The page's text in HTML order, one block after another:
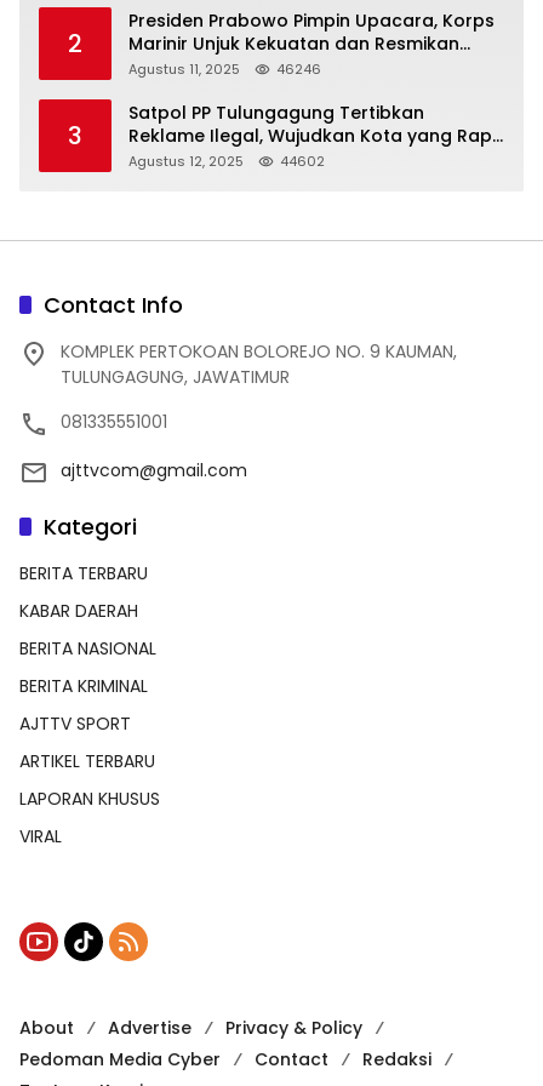
2
Presiden Prabowo Pimpin Upacara, Korps
Marinir Unjuk Kekuatan dan Resmikan
Struktur Baru
Agustus 11, 2025 46246
3
Satpol PP Tulungagung Tertibkan
Reklame Ilegal, Wujudkan Kota yang Rapi
dan Indah
Agustus 12, 2025 44602
Contact Info
KOMPLEK PERTOKOAN BOLOREJO NO. 9 KAUMAN,
TULUNGAGUNG, JAWATIMUR
081335551001
ajttvcom@gmail.com
Kategori
BERITA TERBARU
KABAR DAERAH
BERITA NASIONAL
BERITA KRIMINAL
AJTTV SPORT
ARTIKEL TERBARU
LAPORAN KHUSUS
VIRAL
About Advertise
Privacy & Policy
Pedoman Media Cyber
Contact
Redaksi